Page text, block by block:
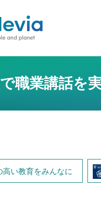
職業講話を
高い教育をみんなに